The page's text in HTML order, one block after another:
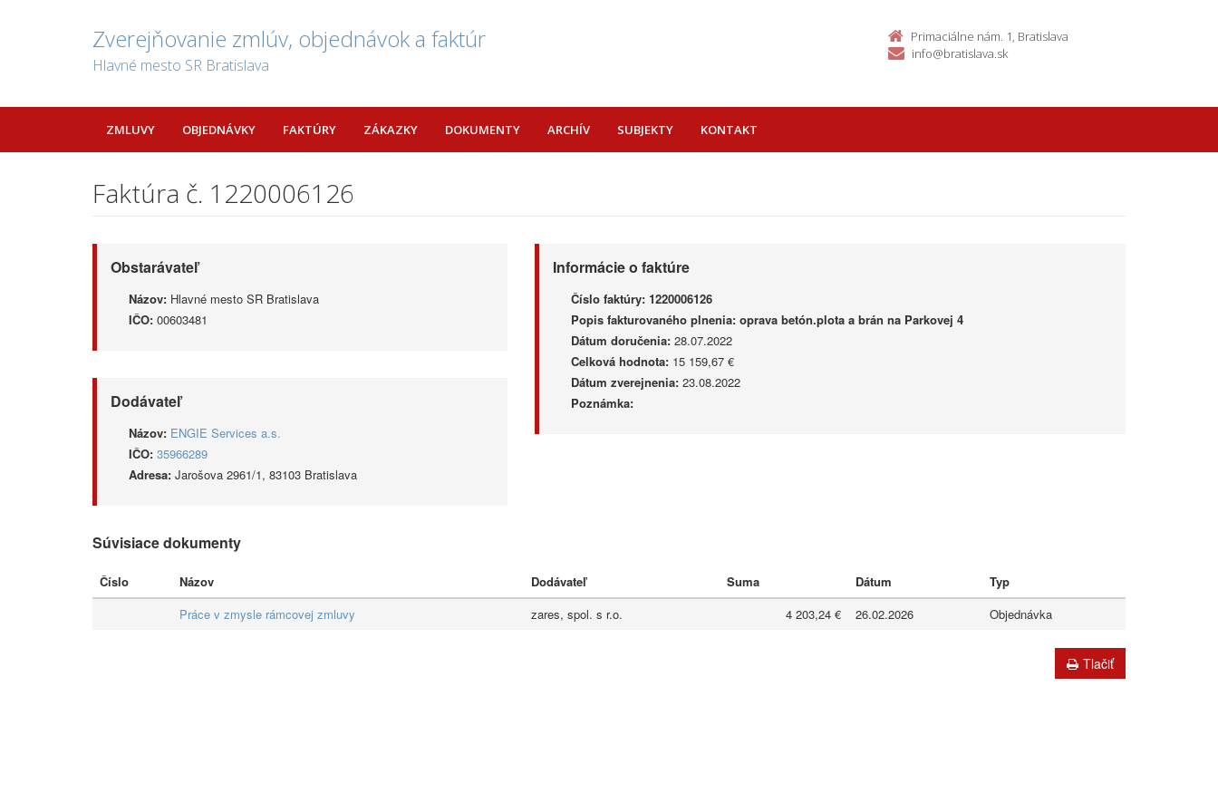
Zverejňovanie zmlúv, objednávok a faktúr
Hlavné mesto SR Bratislava
Primaciálne nám. 1, Bratislava
info@bratislava.sk
ZMLUVY OBJEDNÁVKY FAKTÚRY ZÁKAZKY DOKUMENTY ARCHÍV SUBJEKTY KONTAKT
Faktúra č. 1220006126
Obstarávateľ
Názov: Hlavné mesto SR Bratislava
IČO: 00603481
Dodávateľ
Názov: ENGIE Services a.s.
IČO: 35966289
Adresa: Jarošova 2961/1, 83103 Bratislava
Informácie o faktúre
Číslo faktúry: 1220006126
Popis fakturovaného plnenia: oprava betón.plota a brán na Parkovej 4
Dátum doručenia:28.07.2022
Celková hodnota:15 159,67 €
Dátum zverejnenia:23.08.2022
Poznámka:
Súvisiace dokumenty
Číslo Názov Dodávateľ Suma Dátum
Typ
Práce v zmysle rámcovej zmluvy
zares, spol. s r.o. 4 203,24 € 26.02.2026 Objednávka
Tlačiť